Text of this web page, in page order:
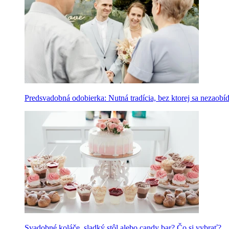
Predsvadobná odobierka: Nutná tradícia, bez ktorej sa